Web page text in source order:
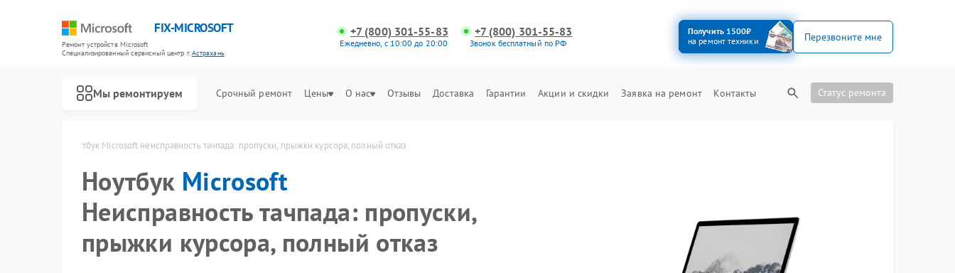
FIX-MICROSOFT
Ремонт устройств Microsoft
Специализированный cервисный центр г.Астрахань
+7 (800) 301-55-83
Ежедневно, с 10:00 до 20:00
+7 (800) 301-55-83
Звонок бесплатный по РФ
Получить 1500₽
на ремонт техники
Перезвоните мне
Мы ремонтируем Срочный ремонт Цены О нас Отзывы Доставка Гарантии Акции и скидки Заявка на ремонт Контакты Статус ремонта
Ноутбук Microsoft неисправность тачпада: пропуски, прыжки курсора, полный отказ
Ноутбук Microsoft
Неисправность тачпада: пропуски,
прыжки курсора, полный отказ